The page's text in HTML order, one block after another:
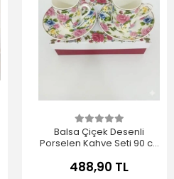
Balsa Çiçek Desenli
Porselen Kahve Seti 90 cc
488,90 TL